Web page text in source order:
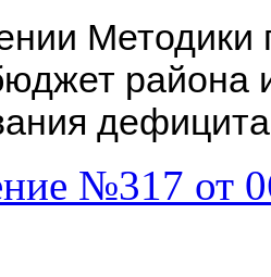
Методики
района
№317 от